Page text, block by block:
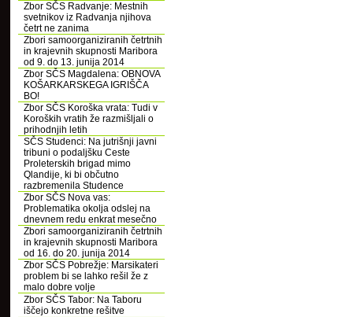
Zbor SČS Radvanje: Mestnih
svetnikov iz Radvanja njihova
četrt ne zanima
Zbori samoorganiziranih četrtnih
in krajevnih skupnosti Maribora
od 9. do 13. junija 2014
Zbor SČS Magdalena: OBNOVA
KOŠARKARSKEGA IGRIŠČA
BO!
Zbor SČS Koroška vrata: Tudi v
Koroških vratih že razmišljali o
prihodnjih letih
SČS Studenci: Na jutrišnji javni
tribuni o podaljšku Ceste
Proleterskih brigad mimo
Qlandije, ki bi občutno
razbremenila Studence
Zbor SČS Nova vas:
Problematika okolja odslej na
dnevnem redu enkrat mesečno
Zbori samoorganiziranih četrtnih
in krajevnih skupnosti Maribora
od 16. do 20. junija 2014
Zbor SČS Pobrežje: Marsikateri
problem bi se lahko rešil že z
malo dobre volje
Zbor SČS Tabor: Na Taboru
iščejo konkretne rešitve